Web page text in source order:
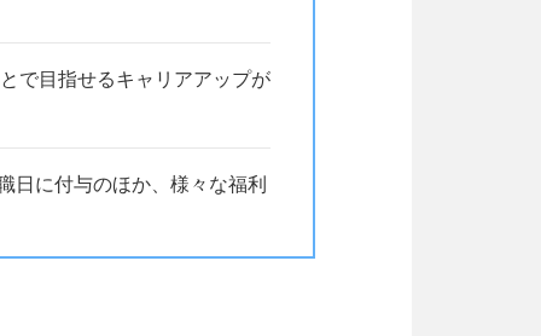
で目指せるキャリアアップが
日に付与のほか、様々な福利